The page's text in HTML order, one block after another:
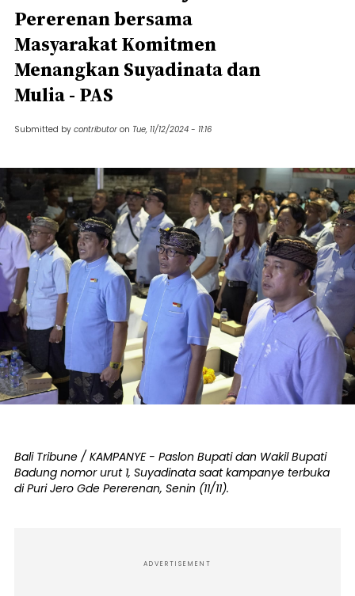
Pererenan bersama
Masyarakat Komitmen
Menangkan Suyadinata dan
Mulia - PAS
Submitted by contributor on Tue, 11/12/2024 - 11:16
Bali Tribune / KAMPANYE - Paslon Bupati dan Wakil Bupati
Badung nomor urut 1, Suyadinata saat kampanye terbuka
di Puri Jero Gde Pererenan, Senin (11/11).
ADVERTISEMENT